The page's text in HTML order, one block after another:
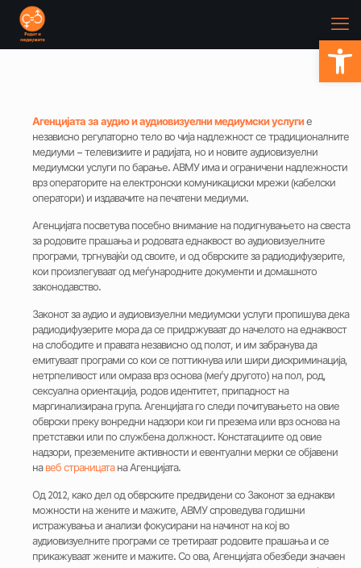
Агенцијата за аудио и аудиовизуелни медиумски услугие
независно регулаторно тело во чија надлежност се традиционалните
медиуми – телевизиите и радијата, но и новите аудиовизуелни
медиумски услуги по барање. АВМУ има и ограничени надлежности
врз операторите на електронски комуникациски мрежи (кабелски
оператори) и издавачите на печатени медиуми.
Агенцијата посветува посебно внимание на подигнувањето на свеста
за родовите прашања и родовата еднаквост во аудиовизуелните
програми, тргнувајќи од своите, и од обврските за радиодифузерите,
кои произлегуваат од меѓународните документи и домашното
законодавство.
Законот за аудио и аудиовизуелни медиумски услуги пропишува дека
радиодифузерите мора да се придржуваат до начелото на еднаквост
на слободите и правата независно од полот, и им забранува да
емитуваат програми со кои се поттикнува или шири дискриминација,
нетрпеливост или омраза врз основа (меѓу другото) на пол, род,
сексуална ориентација, родов идентитет, припадност на
маргинализирана група. Агенцијата го следи почитувањето на овие
обврски преку вонредни надзори кои ги презема или врз основа на
претставки или по службена должност. Констатациите од овие
надзори, преземените активности и евентуални мерки се објавени
на веб страницатана Агенцијата.
Од 2012, како дел од обврските предвидени со Законот за еднакви
можности на жените и мажите, АВМУ спроведува годишни
истражувања и анализи фокусирани на начинот на кој во
аудиовизуелните програми се третираат родовите прашања и се
прикажуваат жените и мажите. Со ова, Агенцијата обезбеди значаен